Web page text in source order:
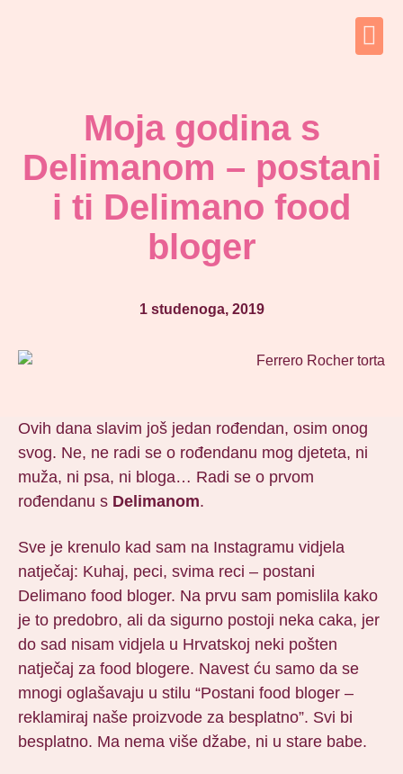
Moja godina s
Delimanom – postani
i ti Delimano food
bloger
1 studenoga, 2019
Ovih dana slavim još jedan rođendan, osim onog
svog. Ne, ne radi se o rođendanu mog djeteta, ni
muža, ni psa, ni bloga… Radi se o prvom
rođendanu s Delimanom.
Sve je krenulo kad sam na Instagramu vidjela
natječaj: Kuhaj, peci, svima reci – postani
Delimano food bloger. Na prvu sam pomislila kako
je to predobro, ali da sigurno postoji neka caka, jer
do sad nisam vidjela u Hrvatskoj neki pošten
natječaj za food blogere. Navest ću samo da se
mnogi oglašavaju u stilu “Postani food bloger –
reklamiraj naše proizvode za besplatno”. Svi bi
besplatno. Ma nema više džabe, ni u stare babe.